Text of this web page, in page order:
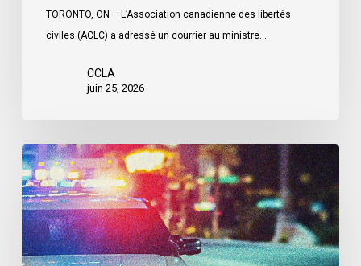
mentaleTORONTO, ON – L’Association canadienne des libertés
civiles (ACLC) a adressé un courrier au ministre…
CCLA
juin 25, 2026
Appels
en
faveur
d’une
commission
d’enquête